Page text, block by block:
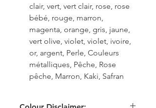
clair, vert, vert clair, rose, rose
bébé, rouge, marron,
magenta, orange, gris, jaune,
vert olive, violet, violet, ivoire,
or, argent, Perle, Couleurs
métalliques, Pêche, Rose
pêche, Marron, Kaki, Safran